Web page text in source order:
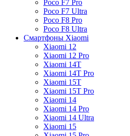
Poco F7 Pro
Poco F7 Ultra
Poco F8 Pro
Poco F8 Ultra
Смартфоны Xiaomi
Xiaomi 12
Xiaomi 12 Pro
Xiaomi 14T
Xiaomi 14T Pro
Xiaomi 15T
Xiaomi 15T Pro
Xiaomi 14
Xiaomi 14 Pro
Xiaomi 14 Ultra
Xiaomi 15